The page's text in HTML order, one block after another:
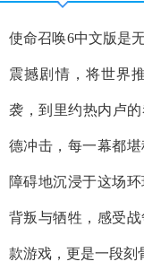
使命召唤6中文版是
震撼剧情，将世界
袭，到里约热内卢
德冲击，每一幕都
障碍地沉浸于这场
背叛与牺牲，感受
款游戏，更是一段刻